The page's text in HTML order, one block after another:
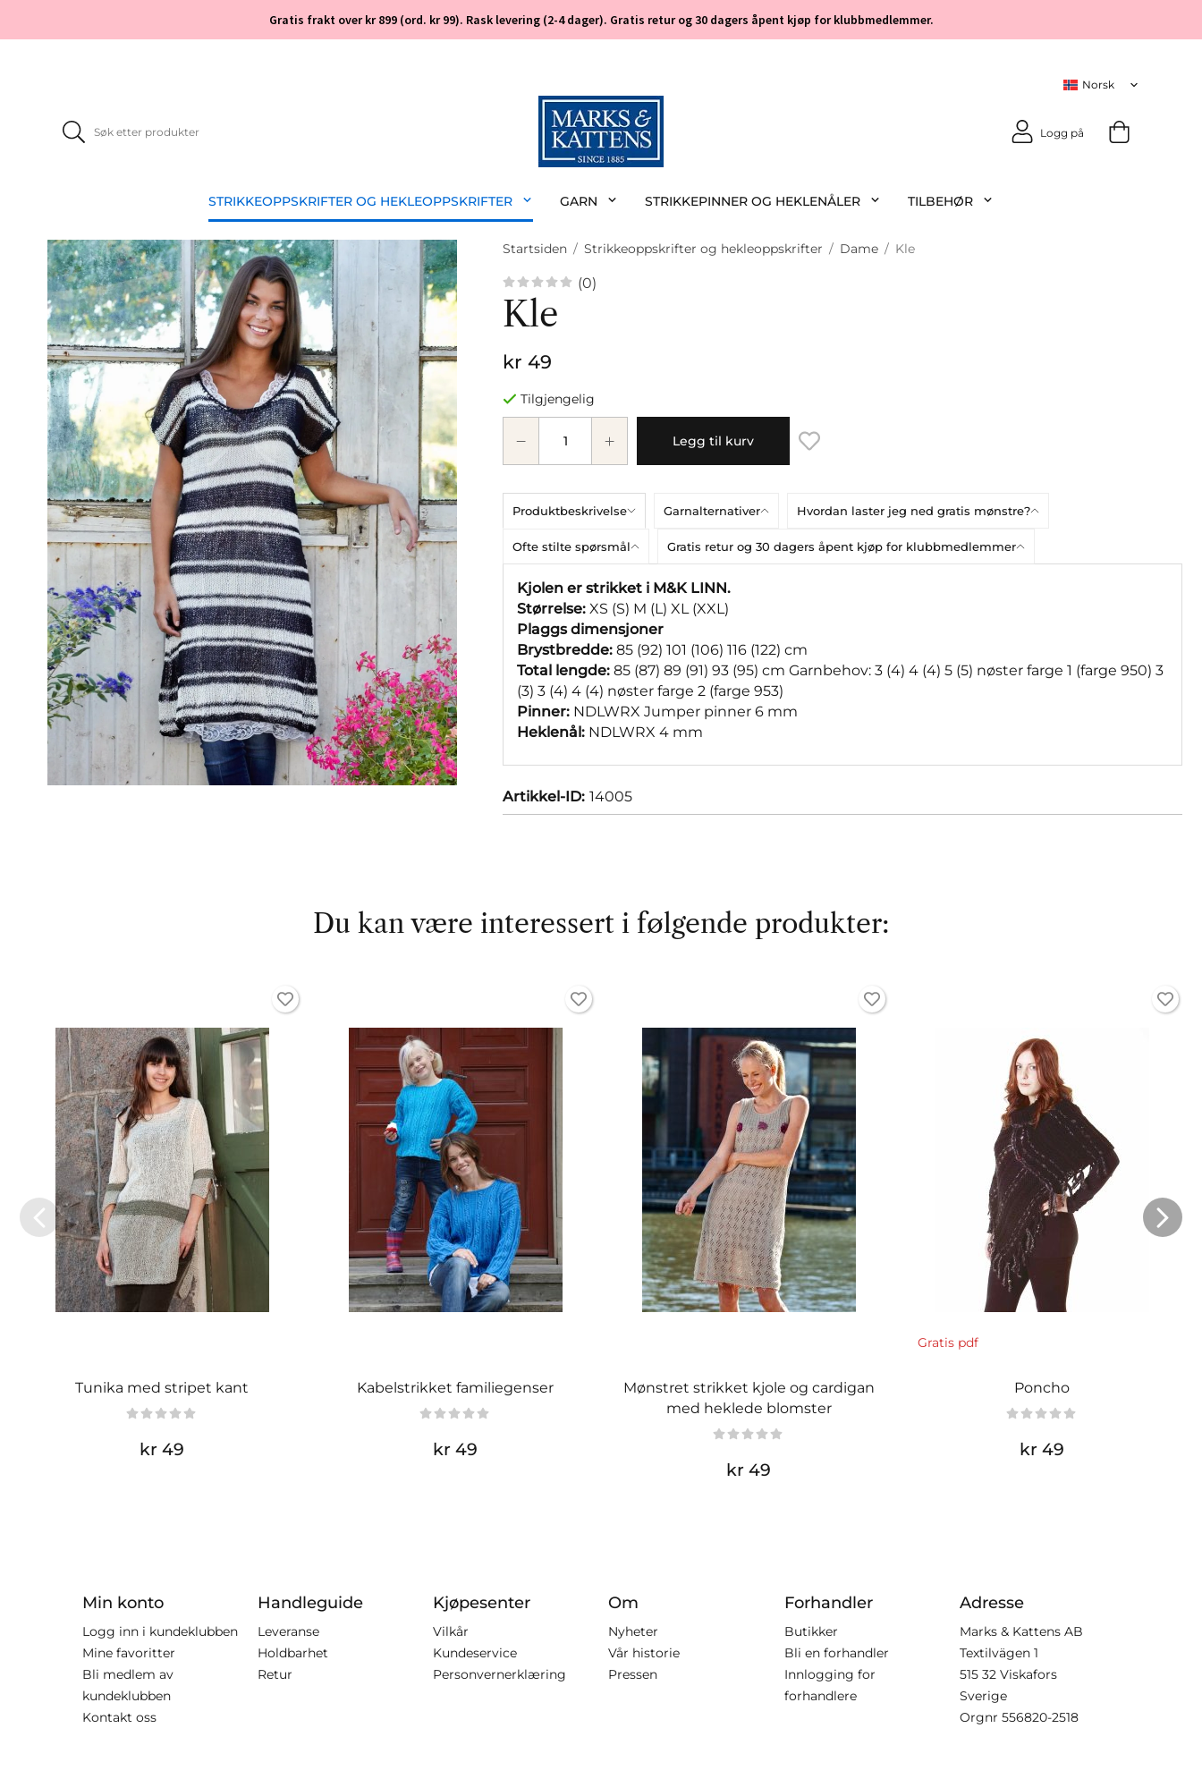
Gratis frakt over kr 899 (ord. kr 99). Rask levering (2-4 dager). Gratis retur og 30 dagers åpent kjøp for klubbmedlemmer.
Logg på
STRIKKEOPPSKRIFTER OG HEKLEOPPSKRIFTER GARN STRIKKEPINNER OG HEKLENÅLER TILBEHØR
Startsiden / Strikkeoppskrifter og hekleoppskrifter / Dame / Kle
(0)
Kle
kr 49
Tilgjengelig
Legg til kurv
Produktbeskrivelse Garnalternativer Hvordan laster jeg ned gratis mønstre?
Ofte stilte spørsmål Gratis retur og 30 dagers åpent kjøp for klubbmedlemmer
Kjolen er strikket i M&K LINN.
Størrelse: XS (S) M (L) XL (XXL)
Plaggs dimensjoner
Brystbredde: 85 (92) 101 (106) 116 (122) cm
Total lengde: 85 (87) 89 (91) 93 (95) cm Garnbehov: 3 (4) 4 (4) 5 (5) nøster farge 1 (farge 950) 3
(3) 3 (4) 4 (4) nøster farge 2 (farge 953)
Pinner: NDLWRX Jumper pinner 6 mm
Heklenål: NDLWRX 4 mm
Artikkel-ID: 14005
Du kan være interessert i følgende produkter:
Tunika med stripet kant
kr 49
Kabelstrikket familiegenser
kr 49
Mønstret strikket kjole og cardigan
med heklede blomster
kr 49
Gratis pdf
Poncho
kr 49
Min konto
Logg inn i kundeklubben
Mine favoritter
Bli medlem av
kundeklubben
Kontakt oss
Handleguide
Leveranse
Holdbarhet
Retur
Kjøpesenter
Vilkår
Kundeservice
Personvernerklæring
Om
Nyheter
Vår historie
Pressen
Forhandler
Butikker
Bli en forhandler
Innlogging for
forhandlere
Adresse
Marks & Kattens AB
Textilvägen 1
515 32 Viskafors
Sverige
Orgnr 556820-2518